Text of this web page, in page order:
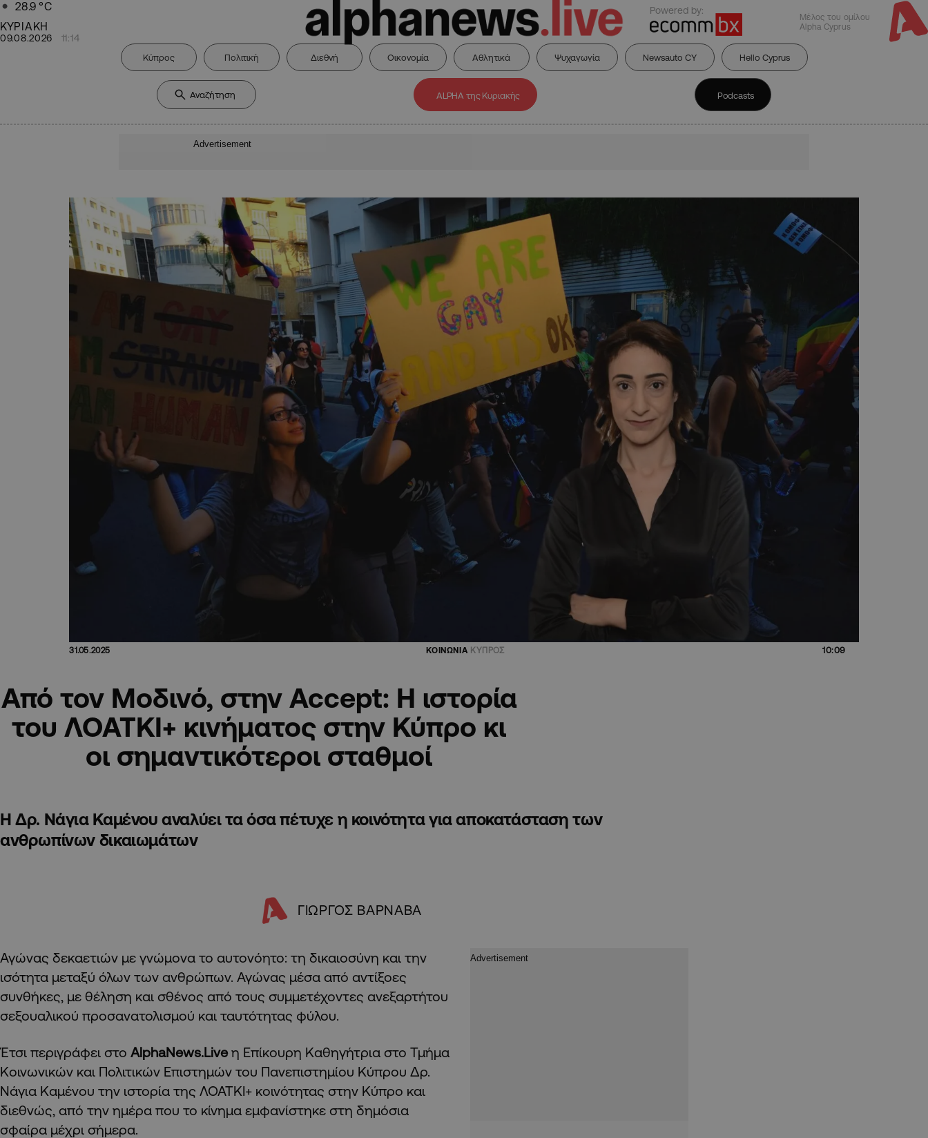
28.9 °C
ΚΥΡΙΑΚΗ
09.08.2026 11:14
Powered by:
Μέλος του ομίλου
Alpha Cyprus
Κύπρος Πολιτική Διεθνή Οικονομία Αθλητικά Ψυχαγωγία Newsauto CY Hello Cyprus
ALPHA της Κυριακής Podcasts
Advertisement
31.05.2025 ΚΟΙΝΩΝΙΑ ΚΥΠΡΟΣ 10:09
Από τον Μοδινό, στην Accept: Η ιστορία
του ΛΟΑΤΚΙ+ κινήματος στην Κύπρο κι
οι σημαντικότεροι σταθμοί
Η Δρ. Νάγια Καμένου αναλύει τα όσα πέτυχε η κοινότητα για αποκατάσταση των
ανθρωπίνων δικαιωμάτων
ΓΙΩΡΓΟΣ ΒΑΡΝΑΒΑ
Αγώνας δεκαετιών με γνώμονα το αυτονόητο: τη δικαιοσύνη και την
ισότητα μεταξύ όλων των ανθρώπων. Αγώνας μέσα από αντίξοες
συνθήκες, με θέληση και σθένος από τους συμμετέχοντες ανεξαρτήτου
σεξουαλικού προσανατολισμού και ταυτότητας φύλου.
Έτσι περιγράφει στο AlphaNews.Liveη Επίκουρη Καθηγήτρια στο Τμήμα
Κοινωνικών και Πολιτικών Επιστημών του Πανεπιστημίου Κύπρου Δρ.
Νάγια Καμένου την ιστορία της ΛΟΑΤΚΙ+ κοινότητας στην Κύπρο και
διεθνώς, από την ημέρα που το κίνημα εμφανίστηκε στη δημόσια
σφαίρα μέχρι σήμερα.